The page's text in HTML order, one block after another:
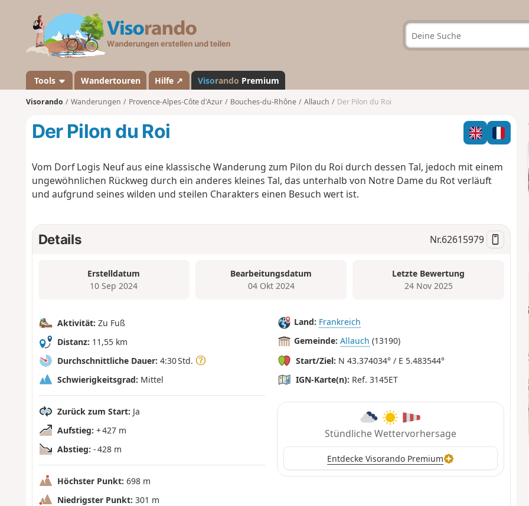
a
n
d
Tools Wandertouren Hilfe ↗ Visorando Premium
Visorando Wanderungen Provence-Alpes-Côte d'Azur Bouches-du-Rhône Allauch Der Pilon du Roi
Der Pilon du Roi
Vom Dorf Logis Neuf aus eine klassische Wanderung zum Pilon du Roi durch dessen Tal, jedoch mit einem
ungewöhnlichen Rückweg durch ein anderes kleines Tal, das unterhalb von Notre Dame du Rot verläuft
und aufgrund seines wilden und steilen Charakters einen Besuch wert ist.
Details Nr.62615979
Erstelldatum
10 Sep 2024
Bearbeitungsdatum
04 Okt 2024
Letzte Bewertung
24 Nov 2025
Aktivität: Zu Fuß
Distanz: 11,55 km
Durchschnittliche Dauer: 4:30 Std.
Schwierigkeitsgrad: Mittel
Zurück zum Start: Ja
Aufstieg: + 427 m
Abstieg: - 428 m
Höchster Punkt: 698 m
Niedrigster Punkt: 301 m
Land: Frankreich
Gemeinde: Allauch (13190)
Start/Ziel: N 43.374034° / E 5.483544°
IGN-Karte(n): Ref. 3145ET
Stündliche Wettervorhersage
Entdecke Visorando Premium